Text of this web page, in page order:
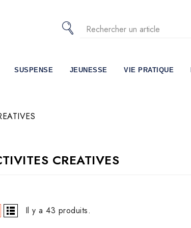
SUSPENSE JEUNESSE VIE PRATIQUE
CREATIVES
Il y a 43 produits.